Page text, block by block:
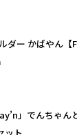
ダー かばやん【
」でんちゃん